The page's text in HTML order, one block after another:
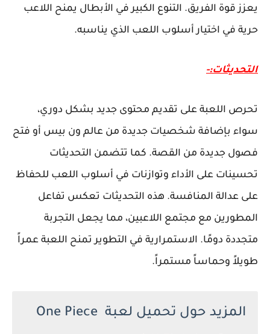
يعزز قوة الفريق. التنوع الكبير في الأبطال يمنح اللاعب
حرية في اختيار أسلوب اللعب الذي يناسبه.
التحديثات:-
تحرص اللعبة على تقديم محتوى جديد بشكل دوري،
سواء بإضافة شخصيات جديدة من عالم ون بيس أو فتح
فصول جديدة من القصة. كما تتضمن التحديثات
تحسينات على الأداء وتوازنات في أسلوب اللعب للحفاظ
على عدالة المنافسة. هذه التحديثات تعكس تفاعل
المطورين مع مجتمع اللاعبين، مما يجعل التجربة
متجددة دومًا. الاستمرارية في التطوير تمنح اللعبة عمراً
طويلاً وحماساً مستمراً.
المزيد حول تحميل لعبة One Piece